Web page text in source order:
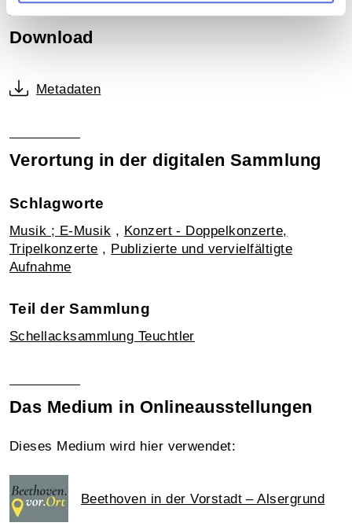
Download
Metadaten
Verortung in der digitalen Sammlung
Schlagworte
Musik ; E-Musik , Konzert - Doppelkonzerte,
Tripelkonzerte , Publizierte und vervielfältigte
Aufnahme
Teil der Sammlung
Schellacksammlung Teuchtler
Das Medium in Onlineausstellungen
Dieses Medium wird hier verwendet:
Beethoven in der Vorstadt – Alsergrund